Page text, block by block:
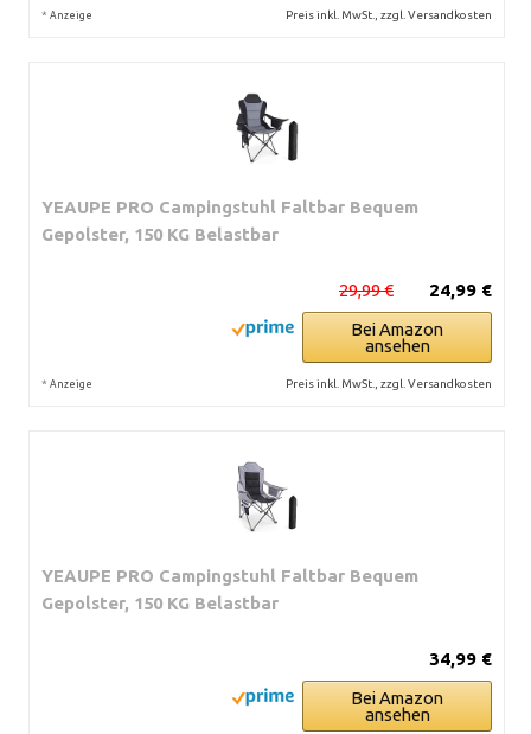
* Anzeige Preis inkl. MwSt., zzgl. Versandkosten
YEAUPE PRO Campingstuhl Faltbar Bequem
Gepolster, 150 KG Belastbar
24,99 €
29,99 €
Bei Amazon
ansehen
* Anzeige Preis inkl. MwSt., zzgl. Versandkosten
YEAUPE PRO Campingstuhl Faltbar Bequem
Gepolster, 150 KG Belastbar
34,99 €
Bei Amazon
ansehen